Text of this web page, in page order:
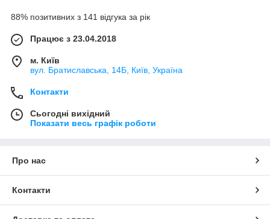
88% позитивних з 141 відгука за рік
Працює з 23.04.2018
м. Київ
вул. Братиславська, 14Б, Київ, Україна
Контакти
Сьогодні вихідний
Показати весь графік роботи
Про нас
Контакти